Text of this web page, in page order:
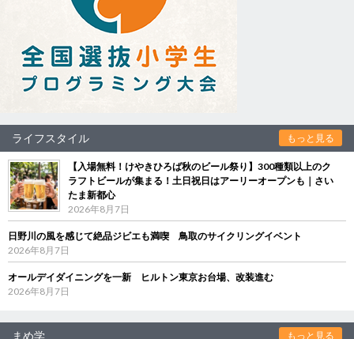
ライフスタイル もっと見る
【入場無料！けやきひろば秋のビール祭り】300種類以上のク
ラフトビールが集まる！土日祝日はアーリーオープンも｜さい
たま新都心
2026年8月7日
日野川の風を感じて絶品ジビエも満喫 鳥取のサイクリングイベント
2026年8月7日
オールデイダイニングを一新 ヒルトン東京お台場、改装進む
2026年8月7日
まめ学 もっと見る